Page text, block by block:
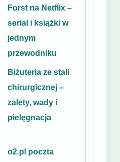
Forst na Netflix –
serial i książki w
jednym
przewodniku
Biżuteria ze stali
chirurgicznej –
zalety, wady i
pielęgnacja
o2.pl poczta